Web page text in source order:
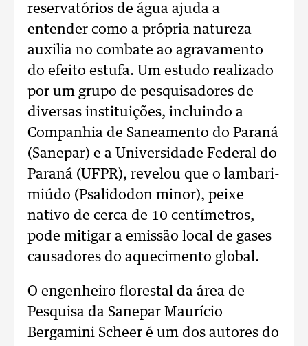
reservatórios de água ajuda a
entender como a própria natureza
auxilia no combate ao agravamento
do efeito estufa. Um estudo realizado
por um grupo de pesquisadores de
diversas instituições, incluindo a
Companhia de Saneamento do Paraná
(Sanepar) e a Universidade Federal do
Paraná (UFPR), revelou que o lambari-
miúdo (Psalidodon minor), peixe
nativo de cerca de 10 centímetros,
pode mitigar a emissão local de gases
causadores do aquecimento global.
O engenheiro florestal da área de
Pesquisa da Sanepar Maurício
Bergamini Scheer é um dos autores do